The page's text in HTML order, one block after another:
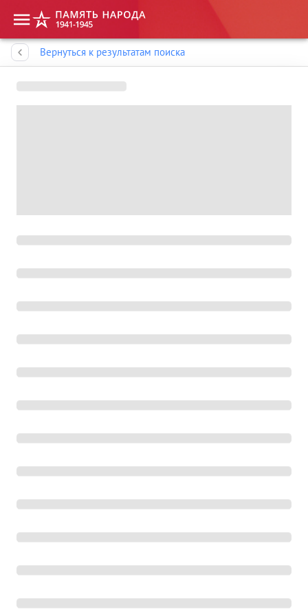
Вернуться к результатам поиска
Память народа